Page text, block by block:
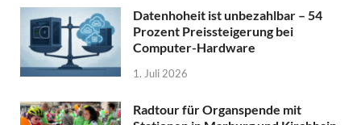
Datenhoheit ist unbezahlbar – 54
Prozent Preissteigerung bei
Computer-Hardware
1. Juli 2026
Radtour für Organspende mit